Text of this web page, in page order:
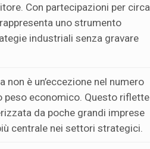
Con partecipazioni per circa
uno strumento
industriali senza gravare
è un’eccezione nel numero
peso economico. Questo riflette
da poche grandi imprese
centrale nei settori strategici.